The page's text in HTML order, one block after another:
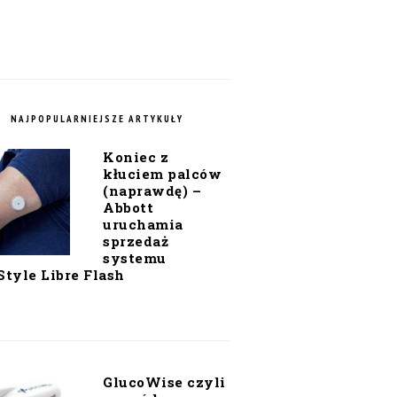
NAJPOPULARNIEJSZE ARTYKUŁY
Koniec z
kłuciem palców
(naprawdę) –
Abbott
uruchamia
sprzedaż
systemu
Libre Flash
GlucoWise czyli